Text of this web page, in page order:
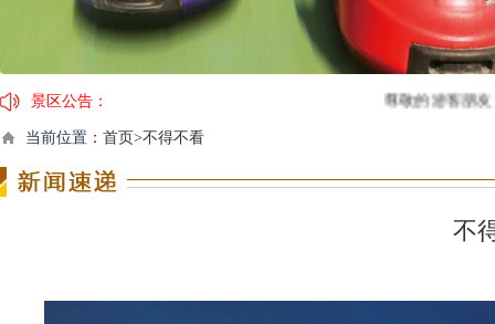
景区公告：
尊敬的游客朋友：您好
关于槟榔谷黎苗文化旅游
当前位置： 首页>不得不看
不